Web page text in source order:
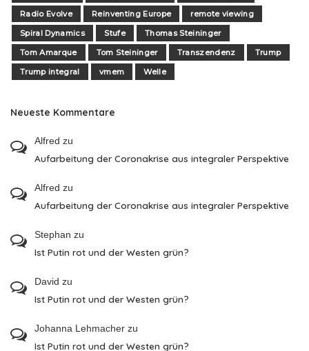
Radio Evolve
Reinventing Europe
remote viewing
Spiral Dynamics
Stufe
Thomas Steininger
Tom Amarque
Tom Steininger Transzendenz
Trump
Trump integral
vmem Welle
Neueste Kommentare
Alfred zu
Aufarbeitung der Coronakrise aus integraler Perspektive
Alfred zu
Aufarbeitung der Coronakrise aus integraler Perspektive
Stephan zu
Ist Putin rot und der Westen grün?
David zu
Ist Putin rot und der Westen grün?
Johanna Lehmacher zu
Ist Putin rot und der Westen grün?